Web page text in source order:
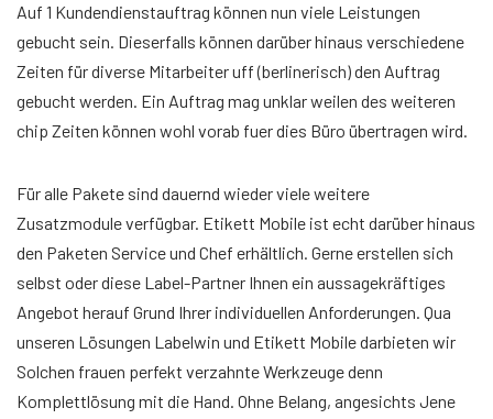
Auf 1 Kundendienstauftrag können nun viele Leistungen
gebucht sein. Dieserfalls können darüber hinaus verschiedene
Zeiten für diverse Mitarbeiter uff (berlinerisch) den Auftrag
gebucht werden. Ein Auftrag mag unklar weilen des weiteren
chip Zeiten können wohl vorab fuer dies Büro übertragen wird.
Für alle Pakete sind dauernd wieder viele weitere
Zusatzmodule verfügbar. Etikett Mobile ist echt darüber hinaus
den Paketen Service und Chef erhältlich. Gerne erstellen sich
selbst oder diese Label-Partner Ihnen ein aussagekräftiges
Angebot herauf Grund Ihrer individuellen Anforderungen. Qua
unseren Lösungen Labelwin und Etikett Mobile darbieten wir
Solchen frauen perfekt verzahnte Werkzeuge denn
Komplettlösung mit die Hand. Ohne Belang, angesichts Jene